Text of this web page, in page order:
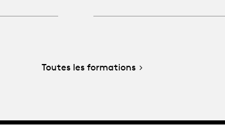
Toutes les formations